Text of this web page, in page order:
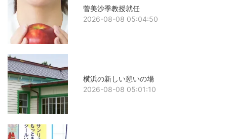
菅美沙季教授就任
2026-08-08 05:04:50
横浜の新しい憩いの場
2026-08-08 05:01:10